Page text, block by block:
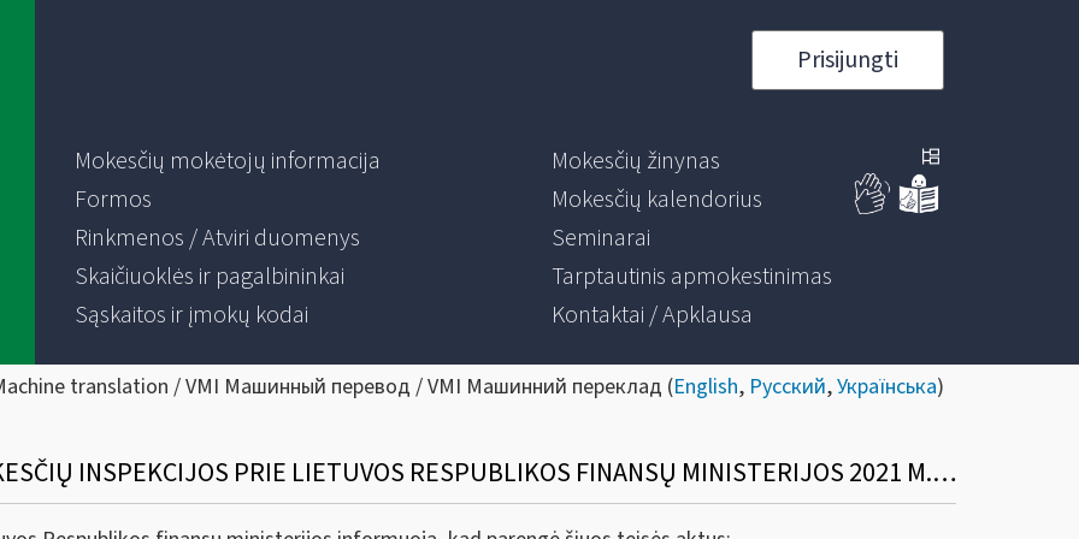
Prisijungti
Mokesčių mokėtojų informacija
Formos
Rinkmenos / Atviri duomenys
Skaičiuoklės ir pagalbininkai
Sąskaitos ir įmokų kodai
Mokesčių žinynas
Mokesčių kalendorius
Seminarai
Tarptautinis apmokestinimas
Kontaktai / Apklausa
translation / VMI Машинный перевод / VMI Машинний переклад (English, Русский,Українська)
DĖL TEISĖS AKTŲ (VALSTYBINĖS MOKESČIŲ INSPEKCIJOS PRIE LIETUVOS RESPUBLIKOS FINANSŲ MINISTERIJOS 2021 M. BALANDŽIO 13 D. ĮSAKYMŲ NR. VA-27 IR VA-28)